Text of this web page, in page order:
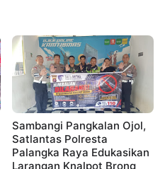
Sambangi Pangkalan Ojol,
Satlantas Polresta
Palangka Raya Edukasikan
Larangan Knalpot Brong